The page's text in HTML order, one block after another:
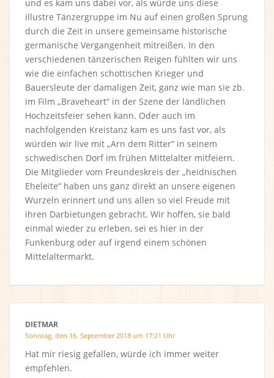
und es kam uns dabei vor, als würde uns diese
illustre Tänzergruppe im Nu auf einen großen Sprung
durch die Zeit in unsere gemeinsame historische
germanische Vergangenheit mitreißen. In den
verschiedenen tänzerischen Reigen fühlten wir uns
wie die einfachen schottischen Krieger und
Bauersleute der damaligen Zeit, ganz wie man sie zb.
im Film „Braveheart“ in der Szene der ländlichen
Hochzeitsfeier sehen kann. Oder auch im
nachfolgenden Kreistanz kam es uns fast vor, als
würden wir live mit „Arn dem Ritter“ in seinem
schwedischen Dorf im frühen Mittelalter mitfeiern.
Die Mitglieder vom Freundeskreis der „heidnischen
Eheleite“ haben uns ganz direkt an unsere eigenen
Wurzeln erinnert und uns allen so viel Freude mit
ihren Darbietungen gebracht. Wir hoffen, sie bald
einmal wieder zu erleben, sei es hier in der
Funkenburg oder auf irgend einem schönen
Mittelaltermarkt.
DIETMAR
Sonntag, den 16. September 2018 um 17:21 Uhr
Hat mir riesig gefallen, würde ich immer weiter
empfehlen.